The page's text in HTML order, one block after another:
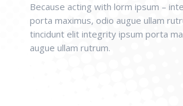
Because acting with lorm ipsum –
porta maximus, odio augue ullam
tincidunt elit integrity ipsum porta
augue ullam rutrum.